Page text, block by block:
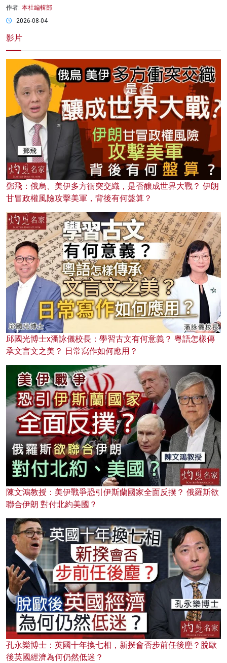
作者: 本社編輯部
2026-08-04
影片
鄧飛：俄烏、美伊多方衝突交織，是否釀成世界大戰？ 伊朗
甘冒政權風險攻擊美軍，背後有何盤算？
邱國光博士x潘詠儀校長：學習古文有何意義？ 粵語怎樣傳
承文言文之美？ 日常寫作如何應用？
陳文鴻教授：美伊戰爭恐引伊斯蘭國家全面反撲？ 俄羅斯欲
聯合伊朗 對付北約美國？
孔永樂博士：英國十年換七相，新揆會否步前任後塵？脫歐
後英國經濟為何仍然低迷？